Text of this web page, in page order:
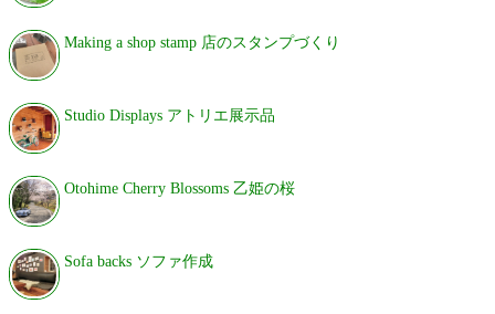
Making a shop stamp 店のスタンプづくり
Studio Displays アトリエ展示品
Otohime Cherry Blossoms 乙姫の桜
Sofa backs ソファ作成